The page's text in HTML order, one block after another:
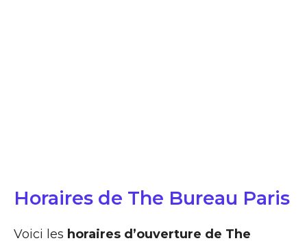
Horaires de The Bureau Paris
Voici les horaires d’ouverture de The